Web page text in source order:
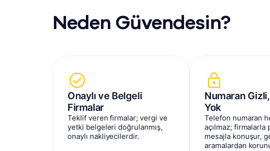
Neden Güvendesin?
Onaylı ve Belgeli
Firmalar
Teklif veren firmalar; vergi ve
yetki belgeleri doğrulanmış,
onaylı nakliyecilerdir.
Numaran
Yok
Telefon numaran
açılmaz; firmalarla
mesajla konuşur,
aramalardan